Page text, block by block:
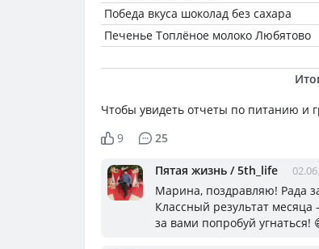
Победа вкуса шоколад без сахара
Печенье Топлёное молоко Любятово
Чтобы увидеть отчеты по питанию и
9
25
Пятая жизнь / 5th_life
Марина, поздравляю! Рада
Классный результат месяца
за вами попробуй угнаться!